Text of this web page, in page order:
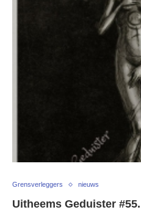
Grensverleggers nieuws
Uitheems Geduister #55.